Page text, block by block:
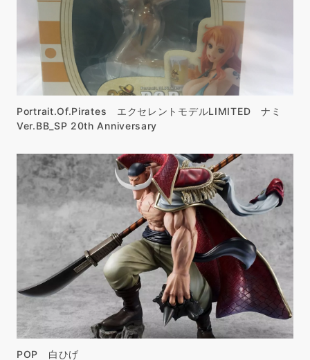
Portrait.Of.Pirates エクセレントモデルLIMITED ナミ
Ver.BB_SP 20th Anniversary
POP 白ひげ